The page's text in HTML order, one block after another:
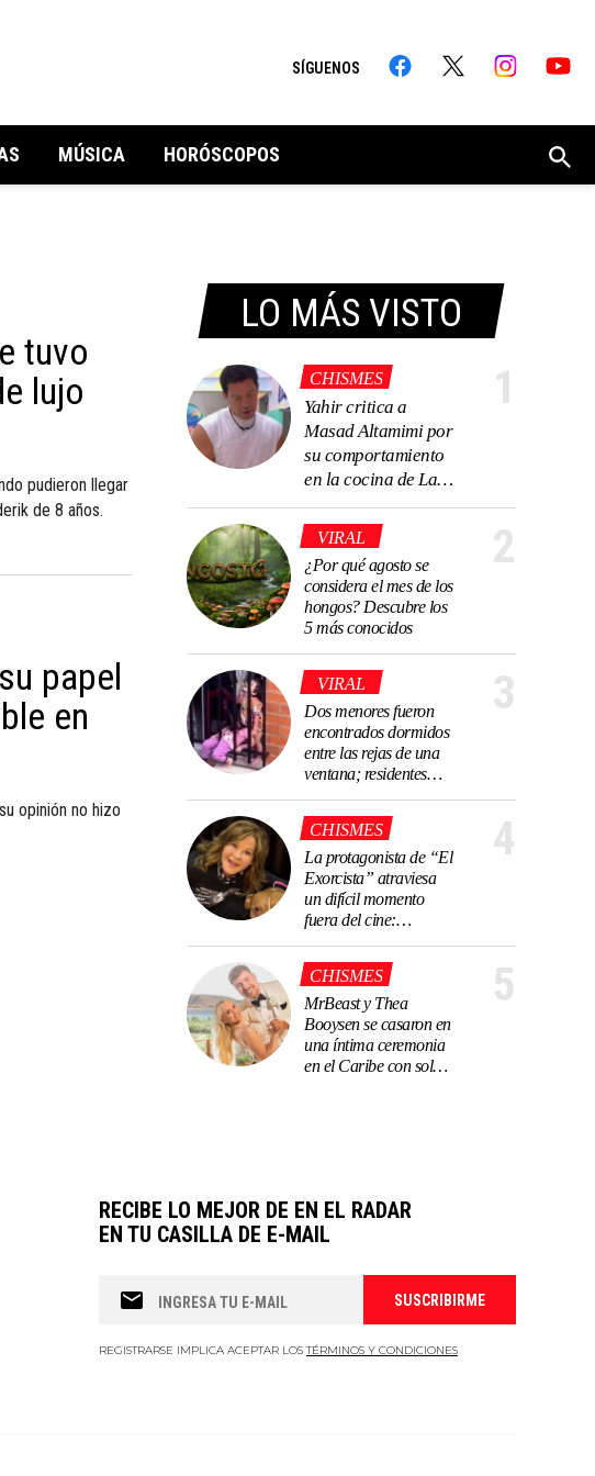
SÍGUENOS
MÚSICA HORÓSCOPOS
tuvo
lujo
pudieron llegar
de 8 años.
papel
en
opinión no hizo
LO MÁS VISTO
CHISMES
Yahir critica a
Masad Altamimi por
su comportamiento
en la cocina de La
Casa de los
Famosos México
1
VIRAL
¿Por qué agosto se
considera el mes de los
hongos? Descubre los
5 más conocidos
2
VIRAL
Dos menores fueron
encontrados dormidos
entre las rejas de una
ventana; residentes
estuvieron allí varias
horas como sanción
3
CHISMES
La protagonista de “El
Exorcista” atraviesa
un difícil momento
fuera del cine:
con más de cien perros
4
CHISMES
MrBeast y Thea
Booysen se casaron en
una íntima ceremonia
en el Caribe con solo
5
RECIBE LO MEJOR DE EN EL RADAR
EN TU CASILLA DE E-MAIL
REGISTRARSE IMPLICA ACEPTAR LOS TÉRMINOS Y CONDICIONES